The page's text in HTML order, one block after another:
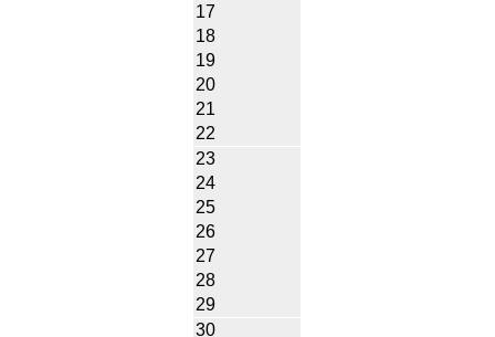
17
18
19
20
21
22
23
24
25
26
27
28
29
30